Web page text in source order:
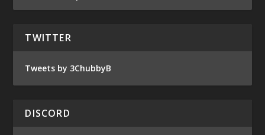
TWITTER
Tweets by 3ChubbyB
DISCORD